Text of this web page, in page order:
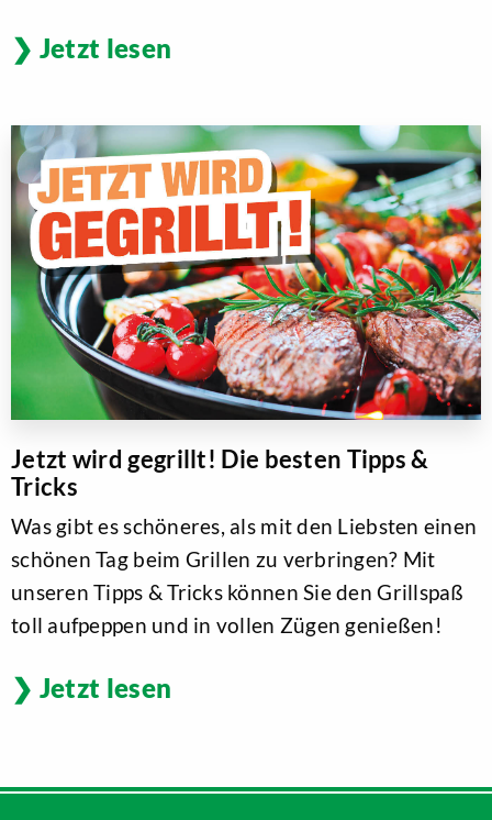
Jetzt lesen
Jetzt wird gegrillt! Die besten Tipps &
Tricks
Was gibt es schöneres, als mit den Liebsten einen
schönen Tag beim Grillen zu verbringen? Mit
unseren Tipps & Tricks können Sie den Grillspaß
toll aufpeppen und in vollen Zügen genießen!
Jetzt lesen